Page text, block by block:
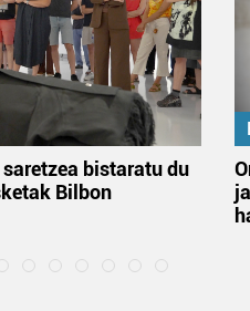
bistaratu du
Bilbon